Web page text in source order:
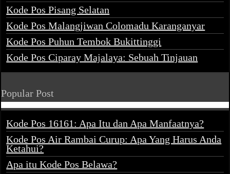
Kode Pos Pisang Selatan
Kode Pos Malangjiwan Colomadu Karanganyar
Kode Pos Puhun Tembok Bukittinggi
Kode Pos Ciparay Majalaya: Sebuah Tinjauan
Popular Post
Kode Pos 16161: Apa Itu dan Apa Manfaatnya?
Kode Pos Air Rambai Curup: Apa Yang Harus Anda
Ketahui?
Apa itu Kode Pos Belawa?